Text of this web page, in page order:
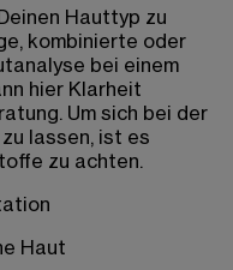
Hauttyp zu
kombinierte oder
bei einem
hier Klarheit
Um sich bei der
lassen, ist es
zu achten.
Haut